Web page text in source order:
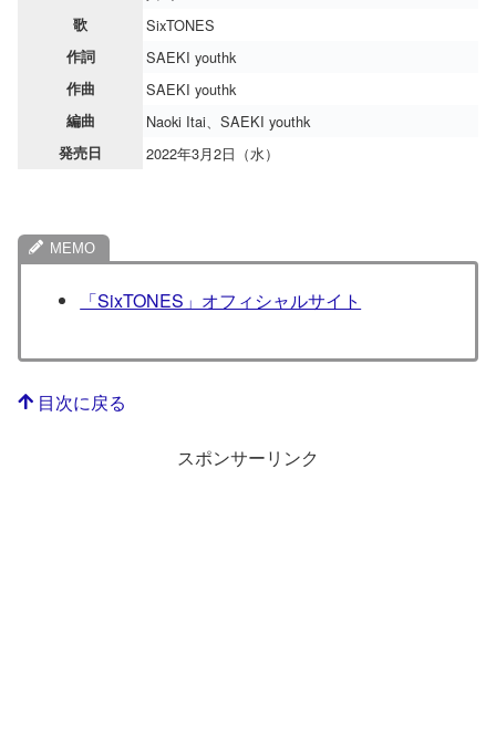
歌 SixTONES
作詞 SAEKI youthk
作曲 SAEKI youthk
編曲 Naoki Itai、SAEKI youthk
発売日 2022年3月2日（水）
「SixTONES」オフィシャルサイト
目次に戻る
スポンサーリンク